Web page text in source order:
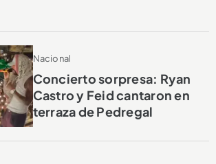
Nacional
Concierto sorpresa: Ryan
Castro y Feid cantaron en
terraza de Pedregal